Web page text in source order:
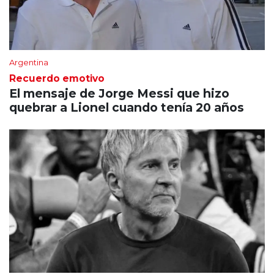
Argentina
Recuerdo emotivo
El mensaje de Jorge Messi que hizo
quebrar a Lionel cuando tenía 20 años